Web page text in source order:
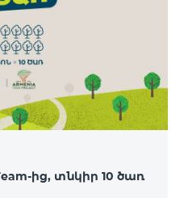
ից, տնկիր 10 ծառ